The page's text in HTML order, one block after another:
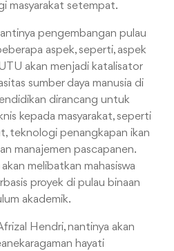
masyarakat setempat.
pengembangan pulau
aspek, seperti, aspek
akan menjadi katalisator
sumber daya manusia di
dirancang untuk
kepada masyarakat, seperti
teknologi penangkapan ikan
manajemen pascapanen.
melibatkan mahasiswa
proyek di pulau binaan
akademik.
Hendri, nantinya akan
hayati